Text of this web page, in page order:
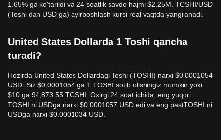
1.65% ga ko'tarildi va 24 soatlik savdo hajmi $2.25M. TOSHI/USD
(Toshi dan USD ga) ayirboshlash kursi real vaqtda yangilanadi.
United States Dollarda 1 Toshi qancha
turadi?
Hozirda United States Dollardagi Toshi (TOSHI) narxi $0.0001054
USD. Siz $0.0001054 ga 1 TOSHI sotib olishingiz mumkin yoki
$10 ga 94,873.55 TOSHI. Oxirgi 24 soat ichida, eng yuqori
TOSHI ni USDga narxi $0.0001057 USD edi va eng pastTOSHI ni
USDga narxi $0.0001034 USD.